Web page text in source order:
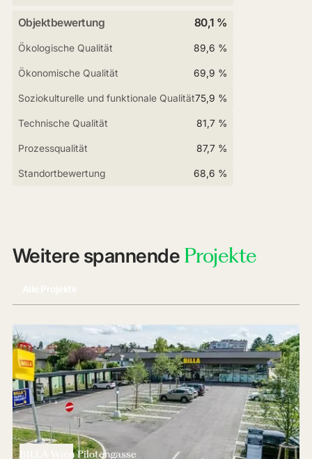
Objektbewertung 80,1 %
Ökologische Qualität 89,6 %
Ökonomische Qualität 69,9 %
Soziokulturelle und funktionale Qualität75,9 %
Technische Qualität 81,7 %
Prozessqualität 87,7 %
Standortbewertung 68,6 %
Weitere spannende Projekte
BILLA Wien Pilotengasse